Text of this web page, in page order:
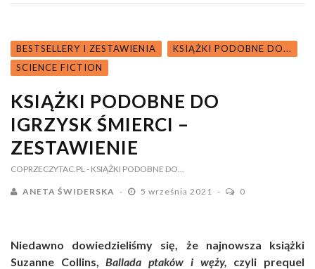
BESTSELLERY I ZESTAWIENIA
KSIĄŻKI PODOBNE DO...
SCIENCE FICTION
KSIĄŻKI PODOBNE DO
IGRZYSK ŚMIERCI –
ZESTAWIENIE
COPRZECZYTAC.PL - KSIĄŻKI PODOBNE DO...
ANETA ŚWIDERSKA 5 września 2021 0
Niedawno dowiedzieliśmy się, że najnowsza książki
Suzanne Collins,Ballada ptaków i węży, czyli prequel